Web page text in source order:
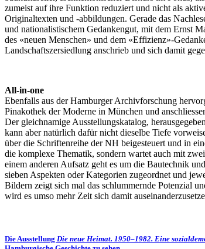
zumeist auf ihre Funktion reduziert und nicht als
Originaltexten und -abbildungen. Gerade das
und nationalistischem Gedankengut, mit dem Ernst
des «neuen Menschen» und dem «Effizienz»-
Landschaftszersiedlung anschrieb und sich damit
All-in-one
Ebenfalls aus der Hamburger Archivforschung
Pinakothek der Moderne in München und
Der gleichnamige Ausstellungskatalog,
kann aber natürlich dafür nicht dieselbe Tiefe
über die Schriftenreihe der NH beigesteuert und in
die komplexe Thematik, sondern wartet auch mit
einem anderen Aufsatz geht es um die Bautechnik
sieben Aspekten oder Kategorien zugeordnet und
Bildern zeigt sich mal das schlummernde Potenzial
wird es umso mehr Zeit sich damit
Die Ausstellung Die neue Heimat. 1950–1982. Eine